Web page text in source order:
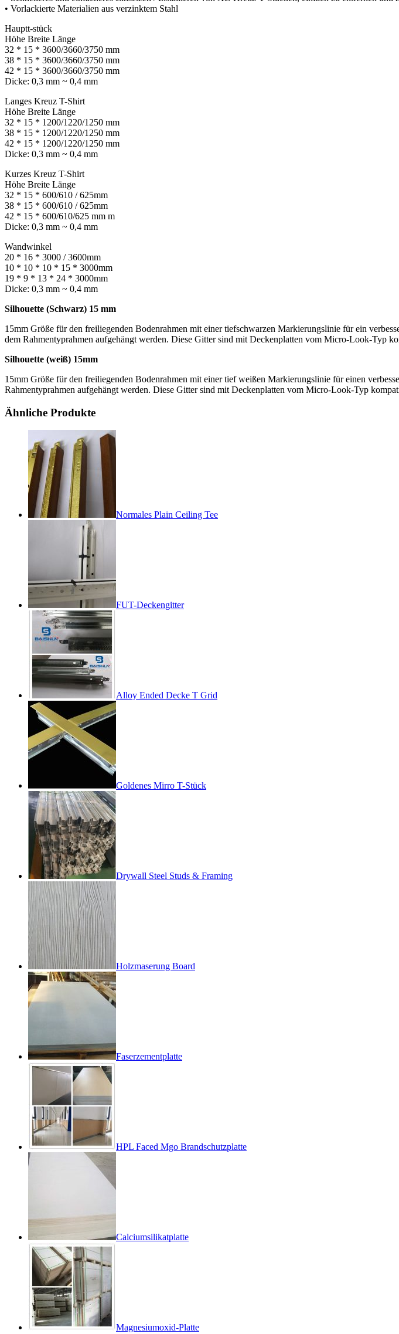
• Vorlackierte Materialien aus verzinktem Stahl
Hauptt-stück
Höhe Breite Länge
32 * 15 * 3600/3660/3750 mm
38 * 15 * 3600/3660/3750 mm
42 * 15 * 3600/3660/3750 mm
Dicke: 0,3 mm ~ 0,4 mm
Langes Kreuz T-Shirt
Höhe Breite Länge
32 * 15 * 1200/1220/1250 mm
38 * 15 * 1200/1220/1250 mm
42 * 15 * 1200/1220/1250 mm
Dicke: 0,3 mm ~ 0,4 mm
Kurzes Kreuz T-Shirt
Höhe Breite Länge
32 * 15 * 600/610 / 625mm
38 * 15 * 600/610 / 625mm
42 * 15 * 600/610/625 mm m
Dicke: 0,3 mm ~ 0,4 mm
Wandwinkel
20 * 16 * 3000 / 3600mm
10 * 10 * 10 * 15 * 3000mm
19 * 9 * 13 * 24 * 3000mm
Dicke: 0,3 mm ~ 0,4 mm
Silhouette (Schwarz) 15 mm
15mm Größe für den freiliegenden Bodenrahmen mit einer tiefschwarzen Markierungslinie für ein
dem Rahmentyprahmen aufgehängt werden. Diese Gitter sind mit Deckenplatten vom Micro-Look-Typ
Silhouette (weiß) 15mm
15mm Größe für den freiliegenden Bodenrahmen mit einer tief weißen Markierungslinie für einen
Rahmentyprahmen aufgehängt werden. Diese Gitter sind mit Deckenplatten vom Micro-Look-Typ
Ähnliche Produkte
Normales Plain Ceiling Tee
FUT-Deckengitter
Alloy Ended Decke T Grid
Goldenes Mirro T-Stück
Drywall Steel Studs & Framing
Holzmaserung Board
Faserzementplatte
HPL Faced Mgo Brandschutzplatte
Calciumsilikatplatte
Magnesiumoxid-Platte